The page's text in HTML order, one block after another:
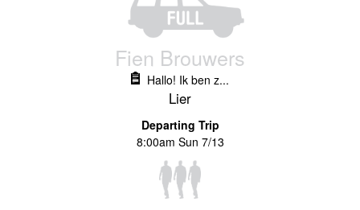
Fien Brouwers
Hallo! Ik ben z...
Lier
Departing Trip
8:00am Sun 7/13